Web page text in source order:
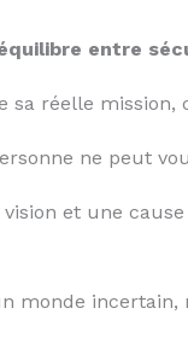
entre
sa réelle
ne peut
et une
monde